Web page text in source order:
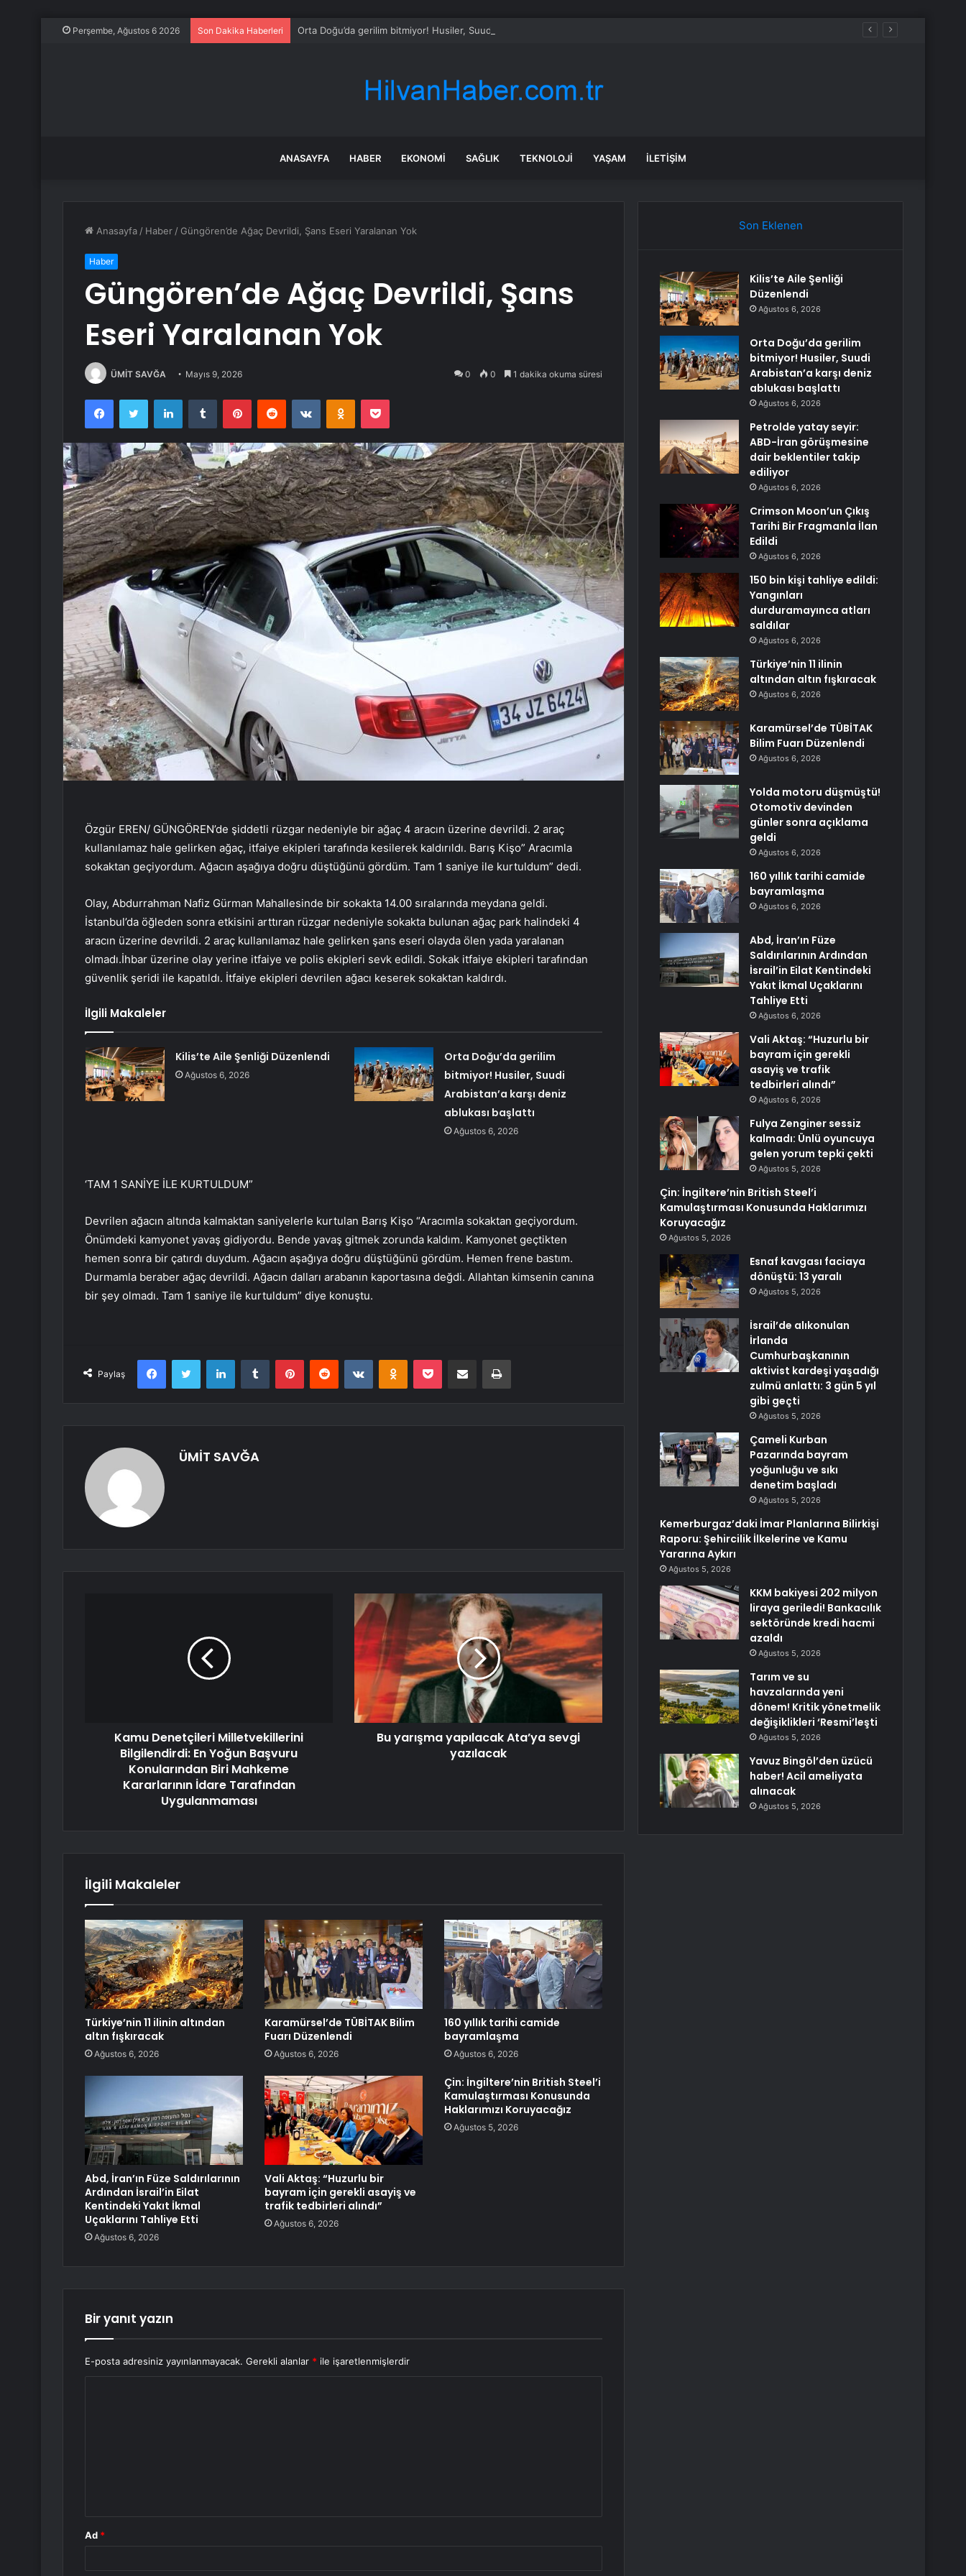
Perşembe, Ağustos 6 2026 Son Dakika Haberleri Orta Doğu’da gerilim bitmiyor! Husiler, Suudi Arabistan’a karşı deniz ablukası başlattı
ANASAYFA HABER EKONOMI SAĞLIK TEKNOLOJI YAŞAM İLETIŞIM
Anasayfa / Haber / Güngören’de Ağaç Devrildi, Şans Eseri Yaralanan Yok
Haber
Güngören’de Ağaç Devrildi, Şans
Eseri Yaralanan Yok
ÜMİT SAVĞA Mayıs 9, 2026 0 0 1 dakika okuma süresi
FacebookTwitter LinkedInTumblr PinterestReddit VKontakteOdnoklassniki
Pocket
Özgür EREN/ GÜNGÖREN’de şiddetli rüzgar nedeniyle bir ağaç 4 aracın üzerine devrildi. 2 araç
kullanılamaz hale gelirken ağaç, itfaiye ekipleri tarafında kesilerek kaldırıldı. Barış Kişo” Aracımla
sokaktan geçiyordum. Ağacın aşağıya doğru düştüğünü gördüm. Tam 1 saniye ile kurtuldum” dedi.
Olay, Abdurrahman Nafiz Gürman Mahallesinde bir sokakta 14.00 sıralarında meydana geldi.
İstanbul’da öğleden sonra etkisini arttıran rüzgar nedeniyle sokakta bulunan ağaç park halindeki 4
aracın üzerine devrildi. 2 araç kullanılamaz hale gelirken şans eseri olayda ölen yada yaralanan
olmadı.İhbar üzerine olay yerine itfaiye ve polis ekipleri sevk edildi. Sokak itfaiye ekipleri tarafından
güvenlik şeridi ile kapatıldı. İtfaiye ekipleri devrilen ağacı keserek sokaktan kaldırdı.
İlgili Makaleler
Kilis’te Aile Şenliği Düzenlendi
Ağustos 6, 2026
Orta Doğu’da gerilim
bitmiyor! Husiler, Suudi
Arabistan’a karşı deniz
ablukası başlattı
Ağustos 6, 2026
‘TAM 1 SANİYE İLE KURTULDUM”
Devrilen ağacın altında kalmaktan saniyelerle kurtulan Barış Kişo “Aracımla sokaktan geçiyordum.
Önümdeki kamyonet yavaş gidiyordu. Bende yavaş gitmek zorunda kaldım. Kamyonet geçtikten
hemen sonra bir çatırdı duydum. Ağacın aşağıya doğru düştüğünü gördüm. Hemen frene bastım.
Durmamla beraber ağaç devrildi. Ağacın dalları arabanın kaportasına değdi. Allahtan kimsenin canına
bir şey olmadı. Tam 1 saniye ile kurtuldum” diye konuştu.
Paylaş
FacebookTwitter LinkedInTumblr PinterestReddit VKontakteOdnoklassniki
Pocket E-Posta ile paylaş Yazdır
ÜMİT SAVĞA
Kamu Denetçileri Milletvekillerini
Bilgilendirdi: En Yoğun Başvuru
Konularından Biri Mahkeme
Kararlarının İdare Tarafından
Uygulanmaması
Bu yarışma yapılacak Ata’ya sevgi
yazılacak
İlgili Makaleler
Türkiye’nin 11 ilinin altından
altın fışkıracak
Ağustos 6, 2026
Karamürsel’de TÜBİTAK Bilim
Fuarı Düzenlendi
Ağustos 6, 2026
160 yıllık tarihi camide
bayramlaşma
Ağustos 6, 2026
Abd, İran’ın Füze Saldırılarının
Ardından İsrail’in Eilat
Kentindeki Yakıt İkmal
Uçaklarını Tahliye Etti
Ağustos 6, 2026
Vali Aktaş: “Huzurlu bir
bayram için gerekli asayiş ve
trafik tedbirleri alındı”
Ağustos 6, 2026
Çin: İngiltere’nin British Steel’i
Kamulaştırması Konusunda
Haklarımızı Koruyacağız
Ağustos 5, 2026
Bir yanıt yazın
E-posta adresiniz yayınlanmayacak. Gerekli alanlar * ile işaretlenmişlerdir
Ad *
Son Eklenen
Kilis’te Aile Şenliği
Düzenlendi
Ağustos 6, 2026
Orta Doğu’da gerilim
bitmiyor! Husiler, Suudi
Arabistan’a karşı deniz
ablukası başlattı
Ağustos 6, 2026
Petrolde yatay seyir:
ABD-İran görüşmesine
dair beklentiler takip
ediliyor
Ağustos 6, 2026
Crimson Moon’un Çıkış
Tarihi Bir Fragmanla İlan
Edildi
Ağustos 6, 2026
150 bin kişi tahliye edildi:
Yangınları
durduramayınca atları
saldılar
Ağustos 6, 2026
Türkiye’nin 11 ilinin
altından altın fışkıracak
Ağustos 6, 2026
Karamürsel’de TÜBİTAK
Bilim Fuarı Düzenlendi
Ağustos 6, 2026
Yolda motoru düşmüştü!
Otomotiv devinden
günler sonra açıklama
geldi
Ağustos 6, 2026
160 yıllık tarihi camide
bayramlaşma
Ağustos 6, 2026
Abd, İran’ın Füze
Saldırılarının Ardından
İsrail’in Eilat Kentindeki
Yakıt İkmal Uçaklarını
Tahliye Etti
Ağustos 6, 2026
Vali Aktaş: “Huzurlu bir
bayram için gerekli
asayiş ve trafik
tedbirleri alındı”
Ağustos 6, 2026
Fulya Zenginer sessiz
kalmadı: Ünlü oyuncuya
gelen yorum tepki çekti
Ağustos 5, 2026
Çin: İngiltere’nin British Steel’i
Kamulaştırması Konusunda Haklarımızı
Koruyacağız
Ağustos 5, 2026
Esnaf kavgası faciaya
dönüştü: 13 yaralı
Ağustos 5, 2026
İsrail’de alıkonulan
İrlanda
Cumhurbaşkanının
aktivist kardeşi yaşadığı
zulmü anlattı: 3 gün 5 yıl
gibi geçti
Ağustos 5, 2026
Çameli Kurban
Pazarında bayram
yoğunluğu ve sıkı
denetim başladı
Ağustos 5, 2026
Kemerburgaz’daki İmar Planlarına Bilirkişi
Raporu: Şehircilik İlkelerine ve Kamu
Yararına Aykırı
Ağustos 5, 2026
KKM bakiyesi 202 milyon
liraya geriledi! Bankacılık
sektöründe kredi hacmi
azaldı
Ağustos 5, 2026
Tarım ve su
havzalarında yeni
dönem! Kritik yönetmelik
değişiklikleri ‘Resmi’leşti
Ağustos 5, 2026
Yavuz Bingöl’den üzücü
haber! Acil ameliyata
alınacak
Ağustos 5, 2026